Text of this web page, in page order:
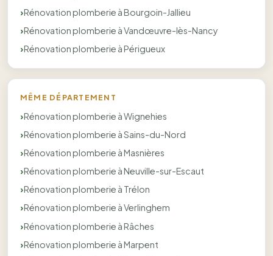
Rénovation plomberie à Bourgoin-Jallieu
Rénovation plomberie à Vandœuvre-lès-Nancy
Rénovation plomberie à Périgueux
MÊME DÉPARTEMENT
Rénovation plomberie à Wignehies
Rénovation plomberie à Sains-du-Nord
Rénovation plomberie à Masnières
Rénovation plomberie à Neuville-sur-Escaut
Rénovation plomberie à Trélon
Rénovation plomberie à Verlinghem
Rénovation plomberie à Râches
Rénovation plomberie à Marpent